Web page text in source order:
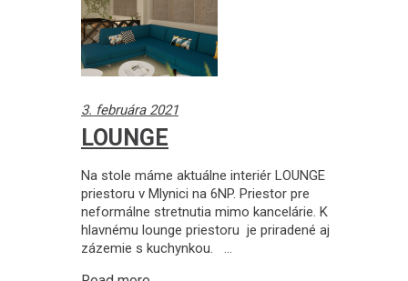
3. februára 2021
LOUNGE
Na stole máme aktuálne interiér LOUNGE
priestoru v Mlynici na 6NP. Priestor pre
neformálne stretnutia mimo kancelárie. K
hlavnému lounge priestoru je priradené aj
zázemie s kuchynkou.